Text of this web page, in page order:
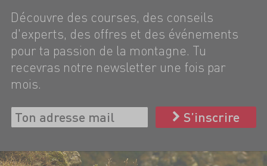
Découvre des courses, des conseils
d'experts, des offres et des événements
pour ta passion de la montagne. Tu
recevras notre newsletter une fois par
mois.
S’inscrire